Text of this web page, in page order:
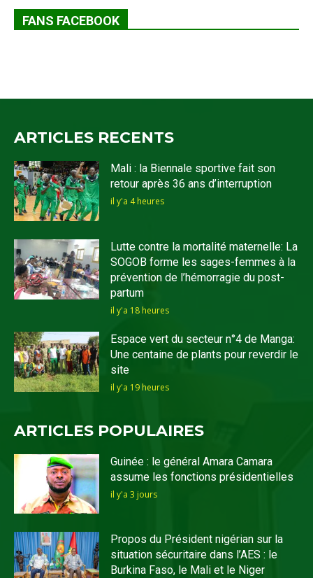
FANS FACEBOOK
ARTICLES RECENTS
Mali : la Biennale sportive fait son
retour après 36 ans d’interruption
il y'a 4 heures
Lutte contre la mortalité maternelle: La
SOGOB forme les sages-femmes à la
prévention de l’hémorragie du post-
partum
il y'a 18 heures
Espace vert du secteur n°4 de Manga:
Une centaine de plants pour reverdir le
site
il y'a 19 heures
ARTICLES POPULAIRES
Guinée : le général Amara Camara
assume les fonctions présidentielles
il y'a 3 jours
Propos du Président nigérian sur la
situation sécuritaire dans l’AES : le
Burkina Faso, le Mali et le Niger